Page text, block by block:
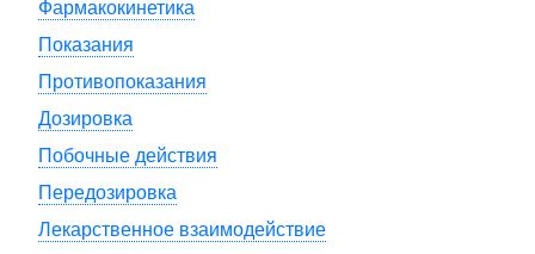
Фармакокинетика
Показания
Противопоказания
Дозировка
Побочные действия
Передозировка
Лекарственное взаимодействие